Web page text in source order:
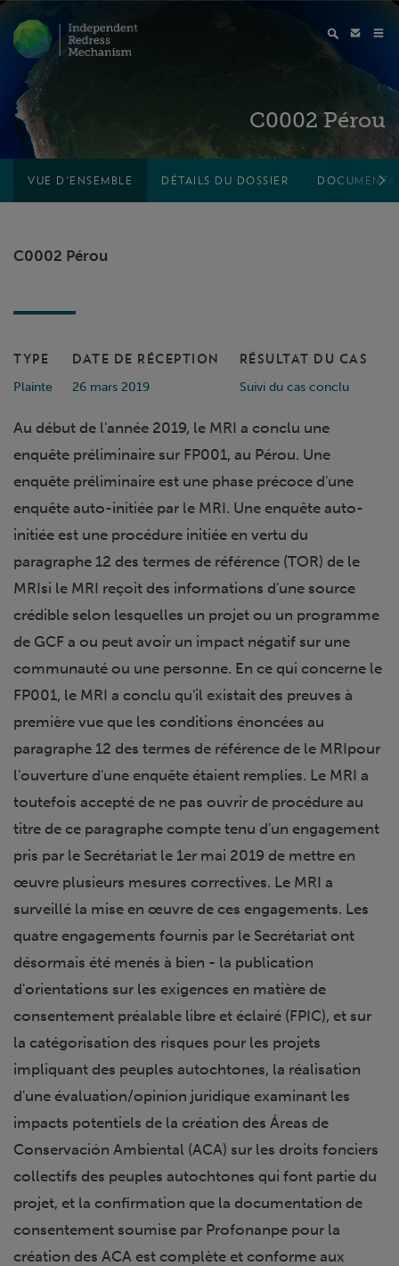
C0002 Pérou
VUE D'ENSEMBLE DÉTAILS DU DOSSIER
C0002 Pérou
TYPE
Plainte
DATE DE RÉCEPTION
26 mars 2019
RÉSULTAT DU CAS
Suivi du cas conclu
Au début de l'année 2019, le MRI a conclu une
enquête préliminaire sur FP001, au Pérou. Une
enquête préliminaire est une phase précoce d'une
enquête auto-initiée par le MRI. Une enquête auto-
initiée est une procédure initiée en vertu du
paragraphe 12 des termes de référence (TOR) de le
MRIsi le MRI reçoit des informations d'une source
crédible selon lesquelles un projet ou un programme
de GCF a ou peut avoir un impact négatif sur une
communauté ou une personne. En ce qui concerne le
FP001, le MRI a conclu qu'il existait des preuves à
première vue que les conditions énoncées au
paragraphe 12 des termes de référence de le MRIpour
l'ouverture d'une enquête étaient remplies. Le MRI a
toutefois accepté de ne pas ouvrir de procédure au
titre de ce paragraphe compte tenu d'un engagement
pris par le Secrétariat le 1er mai 2019 de mettre en
œuvre plusieurs mesures correctives. Le MRI a
surveillé la mise en œuvre de ces engagements. Les
quatre engagements fournis par le Secrétariat ont
désormais été menés à bien - la publication
d'orientations sur les exigences en matière de
consentement préalable libre et éclairé (FPIC), et sur
la catégorisation des risques pour les projets
impliquant des peuples autochtones, la réalisation
d'une évaluation/opinion juridique examinant les
impacts potentiels de la création des Áreas de
Conservación Ambiental (ACA) sur les droits fonciers
collectifs des peuples autochtones qui font partie du
projet, et la confirmation que la documentation de
consentement soumise par Profonanpe pour la
création des ACA est complète et conforme aux